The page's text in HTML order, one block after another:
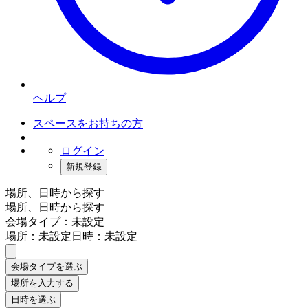
ヘルプ
スペースをお持ちの方
ログイン
新規登録
場所、日時から探す
場所、日時から探す
会場タイプ：未設定
場所：未設定日時：未設定
会場タイプを選ぶ
場所を入力する
日時を選ぶ